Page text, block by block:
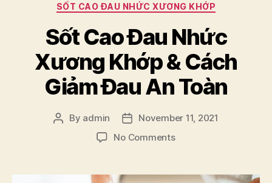
Categories
SỐT CAO ĐAU NHỨC XƯƠNG KHỚP
Sốt Cao Đau Nhức
Xương Khớp & Cách
Giảm Đau An Toàn
Post
By admin
Post
date
November 11, 2021
No Commentson
Đau